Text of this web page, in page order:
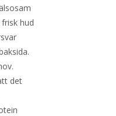
hud
det